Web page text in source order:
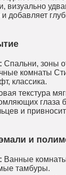
визуально
и добавляет
Спальни, зоны
комнаты
классика.
текстура
глаза
и
и
Ванные
тамбуры.